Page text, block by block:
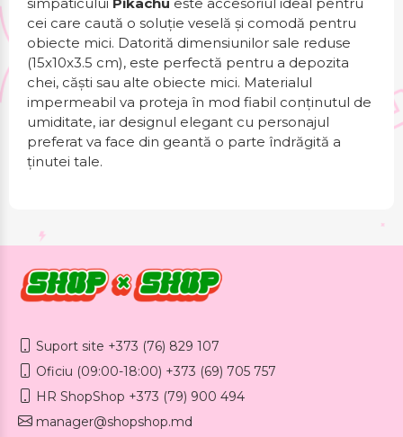
cei care caută o soluție veselă și comodă pentru
obiecte mici. Datorită dimensiunilor sale reduse
(15x10x3.5 cm), este perfectă pentru a depozita
chei, căști sau alte obiecte mici. Materialul
impermeabil va proteja în mod fiabil conținutul de
umiditate, iar designul elegant cu personajul
preferat va face din geantă o parte îndrăgită a
ținutei tale.
Suport site +373 (76) 829 107
Oficiu (09:00-18:00) +373 (69) 705 757
HR ShopShop +373 (79) 900 494
manager@shopshop.md